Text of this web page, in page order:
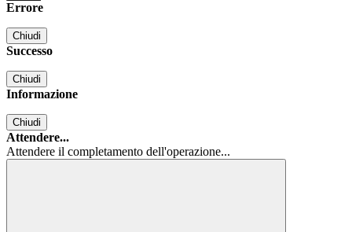
Errore
Chiudi
Successo
Chiudi
Informazione
Chiudi
Attendere...
Attendere il completamento dell'operazione...